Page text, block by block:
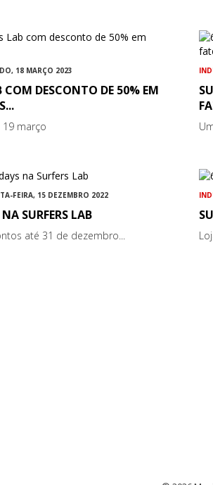
18 MARÇO 2023
COM DESCONTO DE 50% EM
março
FEIRA, 15 DEZEMBRO 2022
SURFERS LAB
até 31 de dezembro...